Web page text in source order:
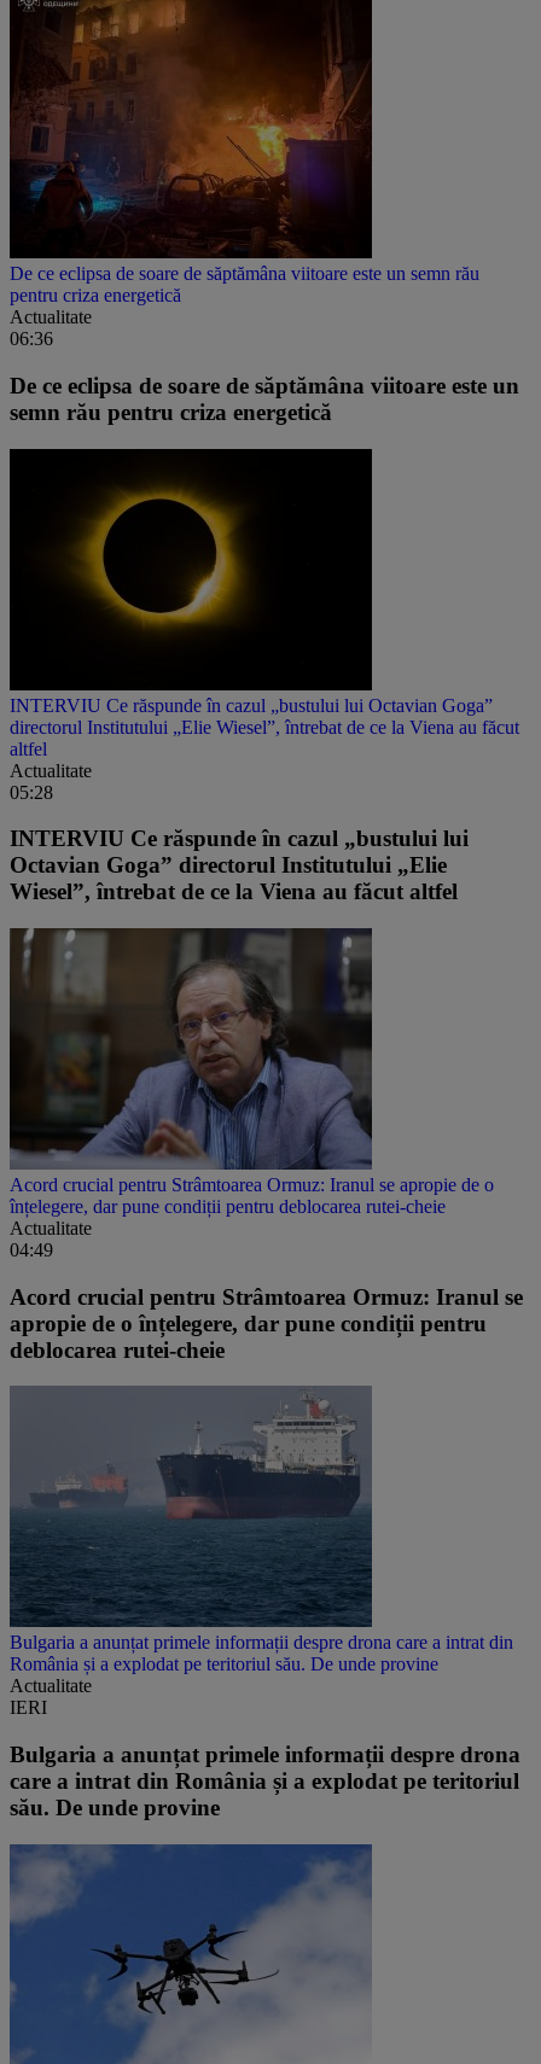
De ce eclipsa de soare de săptămâna viitoare este un semn rău
pentru criza energetică
Actualitate
06:36
De ce eclipsa de soare de săptămâna viitoare este un
semn rău pentru criza energetică
INTERVIU Ce răspunde în cazul „bustului lui Octavian Goga”
directorul Institutului „Elie Wiesel”, întrebat de ce la Viena au făcut
altfel
Actualitate
05:28
INTERVIU Ce răspunde în cazul „bustului lui
Octavian Goga” directorul Institutului „Elie
Wiesel”, întrebat de ce la Viena au făcut altfel
Acord crucial pentru Strâmtoarea Ormuz: Iranul se apropie de o
înțelegere, dar pune condiții pentru deblocarea rutei-cheie
Actualitate
04:49
Acord crucial pentru Strâmtoarea Ormuz: Iranul se
apropie de o înțelegere, dar pune condiții pentru
deblocarea rutei-cheie
Bulgaria a anunțat primele informații despre drona care a intrat din
România și a explodat pe teritoriul său. De unde provine
Actualitate
IERI
Bulgaria a anunțat primele informații despre drona
care a intrat din România și a explodat pe teritoriul
său. De unde provine